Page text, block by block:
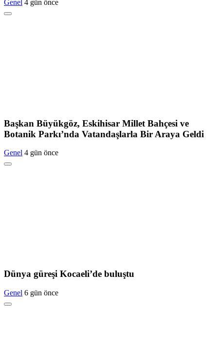
Genel 4 gün önce
Başkan Büyükgöz, Eskihisar Millet Bahçesi ve
Botanik Parkı’nda Vatandaşlarla Bir Araya Geldi
Genel 4 gün önce
Dünya güreşi Kocaeli’de buluştu
Genel 6 gün önce